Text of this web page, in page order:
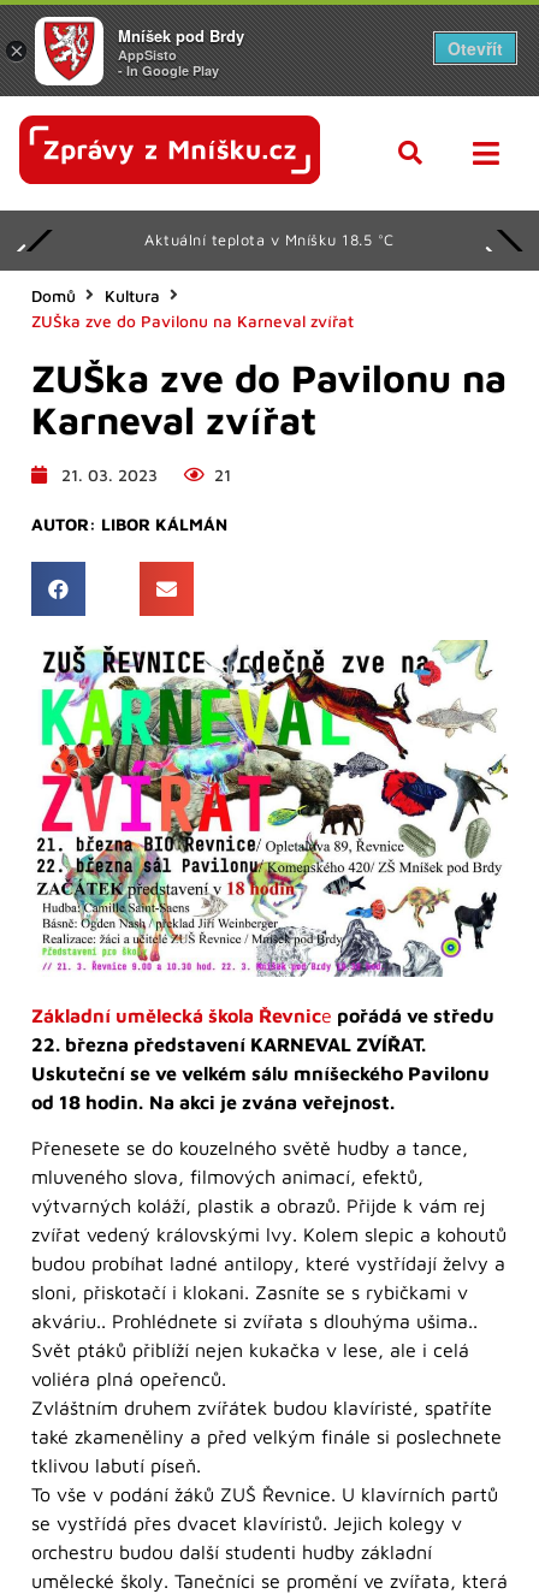
Aktuální teplota v Mníšku 18.5 °C
Domů
Kultura
ZUŠka zve do Pavilonu na Karneval zvířat
ZUŠka zve do Pavilonu na
Karneval zvířat
21. 03. 2023 21
AUTOR: LIBOR KÁLMÁN
Základní umělecká škola Řevnice pořádá ve středu
22. března představení KARNEVAL ZVÍŘAT.
Uskuteční se ve velkém sálu mníšeckého Pavilonu
od 18 hodin. Na akci je zvána veřejnost.
Přenesete se do kouzelného světě hudby a tance,
mluveného slova, filmových animací, efektů,
výtvarných koláží, plastik a obrazů. Přijde k vám rej
zvířat vedený královskými lvy. Kolem slepic a kohoutů
budou probíhat ladné antilopy, které vystřídají želvy a
sloni, přiskotačí i klokani. Zasníte se s rybičkami v
akváriu.. Prohlédnete si zvířata s dlouhýma ušima..
Svět ptáků přiblíží nejen kukačka v lese, ale i celá
voliéra plná opeřenců.
Zvláštním druhem zvířátek budou klavíristé, spatříte
také zkameněliny a před velkým finále si poslechnete
tklivou labutí píseň.
To vše v podání žáků ZUŠ Řevnice. U klavírních partů
se vystřídá přes dvacet klavíristů. Jejich kolegy v
orchestru budou další studenti hudby základní
umělecké školy. Tanečníci se promění ve zvířata, která
×
Mníšek pod Brdy
AppSisto
- In Google Play
Otevřít